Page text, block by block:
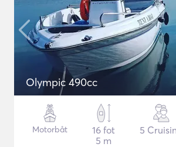
Olympic 490cc
Motorbåt
16 fot
5 m
5